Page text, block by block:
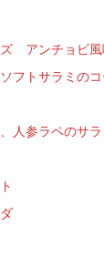
ズ アンチョビ風
フトサラミの
人参ラペのサラ